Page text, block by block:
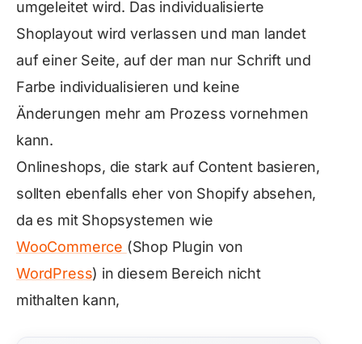
umgeleitet wird. Das individualisierte
Shoplayout wird verlassen und man landet
auf einer Seite, auf der man nur Schrift und
Farbe individualisieren und keine
Änderungen mehr am Prozess vornehmen
kann.
Onlineshops, die stark auf Content basieren,
sollten ebenfalls eher von Shopify absehen,
da es mit Shopsystemen wie
WooCommerce (Shop Plugin von
WordPress) in diesem Bereich nicht
mithalten kann,